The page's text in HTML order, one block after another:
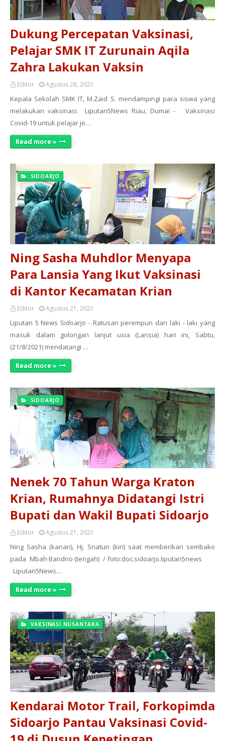
Dukung Percepatan Vaksinasi,
Pelajar SMK IT Zurunain Aqila
Zahra Lakukan Vaksin
Editor Agustus 28, 2021
Kepala Sekolah SMK IT, M.Zaid S. mendampingi para siswa yang
melakukan vaksinasi. Liputan5News Riau, Dumai - Vaksinasi
Covid-19 untuk pelajar je…
Read more »
SIDOARJO
Ning Sasha Muhdlor Menyapa
Para Lansia Yang Ikut Vaksinasi
di Kantor Kecamatan Krian
Editor Agustus 21, 2021
Liputan 5 News Sidoarjo - Ratusan perempun dan laki - laki yang
masuk dalam golongan lanjut usia (Lansia) hari ini, Sabtu,
(21/8/2021) mendatangi …
Read more »
SIDOARJO
Nenek 70 Tahun Warga Kraton
Krian, Rumahnya Didatangi Istri
Bupati dan Wakil Bupati Sidoarjo
Editor Agustus 21, 2021
Ning Sasha (kanan), Hj. Sriatun (kiri) saat memberikan sembako
pada Mbah Bandrio (tengah) / foto:doc.sidoarjo.liputan5news
Liputan5News…
Read more »
VAKSINASI NUSANTARA
Kendarai Motor Trail, Forkopimda
Sidoarjo Pantau Vaksinasi Covid-